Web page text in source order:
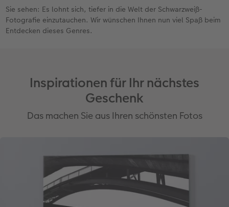
hat man mit Farbfiltern vorm Objektiv gearbeitet,
heute geht das alles bequem auch hinterher. So
wird beispielsweise mit einem Rotfilter ein blauer
Wirkung des Bildes. Wie immer in der
Bildbearbeitung gilt aber: nicht übertreiben!
Sie sehen: Es lohnt sich, tiefer in die Welt der Schwarzweiß-
Fotografie einzutauchen. Wir wünschen Ihnen nun viel Spaß beim
Entdecken dieses Genres.
Inspirationen für Ihr nächstes
Geschenk
Das machen Sie aus Ihren schönsten Fotos